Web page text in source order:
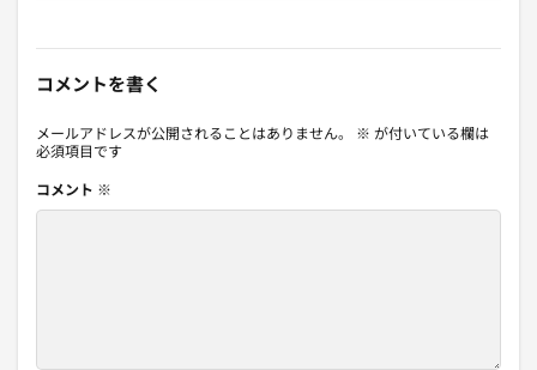
コメントを書く
メールアドレスが公開されることはありません。 ※ が付いている欄は
必須項目です
コメント ※